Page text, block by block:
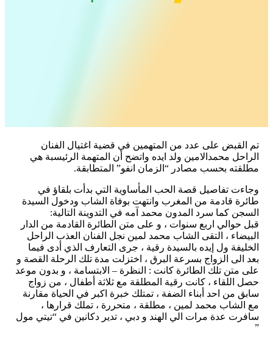
تم القبض على عدد من المتهمين في قضية اغتيال الفنان
الراحل محمدالامين ولد ايده واتضح أن المتهمة الرئيسبة هي
مطلقته بحسب مصادر “الزمان انفو” المتطابقة.
وجاءت تفاصيل قصة الحب المأساوية التي بدأت بلقاؤ في
طائرة قادمة من المغرب وانتهت بوفاة الشاب ودخول السيدة
السجن كما سرد المدون محمد آمه في التدوينة التالية:
قبل حوالي اربع سنوات ، و على متن الطائرة القادمة من الدار
البيضاء ، التقى الشاب محمد لمين نجل الفنان العذب الراحل
الخليفة ول إيده بالسيدة رقية ، جرى التعارف الذي أدى فيما
بعد الى الزواج بسرعة البرق ، اختزلت مدة تلك الرحلة القصة و
على متن تلك الطائرة كانت : النظرة – الابتسامة ، و بدون موعد
حصل اللقاء ، كانت رقية المطلقة مع ثلاثة أطفال ، من زواج
سابق من احد أبناء الضفة ، تمتلك خبرة اكبر في الحياة مقارنة
مع الشاب محمد لمين ، مطلقة ، متحررة ، تملك قرارها ،
سافرت عدة مرات الي الهند و دبي ، تدير دكانين في “تيتي مول
”